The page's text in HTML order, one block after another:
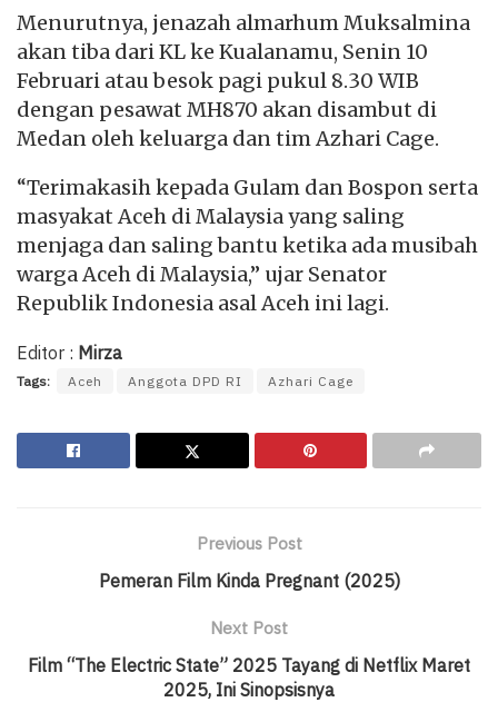
Menurutnya, jenazah almarhum Muksalmina
akan tiba dari KL ke Kualanamu, Senin 10
Februari atau besok pagi pukul 8.30 WIB
dengan pesawat MH870 akan disambut di
Medan oleh keluarga dan tim Azhari Cage.
“Terimakasih kepada Gulam dan Bospon serta
masyakat Aceh di Malaysia yang saling
menjaga dan saling bantu ketika ada musibah
warga Aceh di Malaysia,” ujar Senator
Republik Indonesia asal Aceh ini lagi.
Editor : Mirza
Tags: Aceh Anggota DPD RI Azhari Cage
Previous Post
Pemeran Film Kinda Pregnant (2025)
Next Post
Film “The Electric State” 2025 Tayang di Netflix Maret
2025, Ini Sinopsisnya